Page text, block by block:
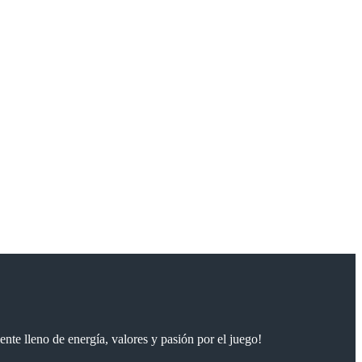
lleno de energía, valores y pasión por el juego!